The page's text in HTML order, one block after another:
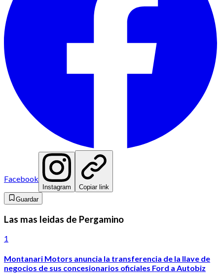
Facebook
Instagram
Copiar link
Guardar
Las mas leidas de Pergamino
1
Montanari Motors anuncia la transferencia de la llave de
negocios de sus concesionarios oficiales Ford a Autobiz